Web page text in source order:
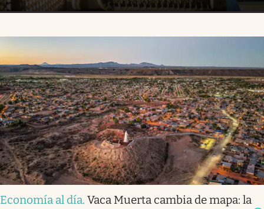
Economía al día. Vaca Muerta cambia de mapa: la